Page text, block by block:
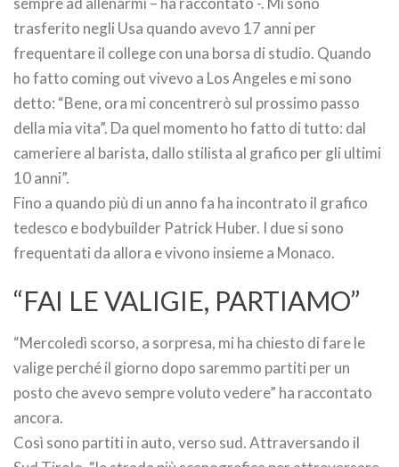
trasferito negli Usa quando avevo 17 anni per
frequentare il college con una borsa di studio. Quando
ho fatto coming out vivevo a Los Angeles e mi sono
detto: “Bene, ora mi concentrerò sul prossimo passo
della mia vita”. Da quel momento ho fatto di tutto: dal
cameriere al barista, dallo stilista al grafico per gli ultimi
10 anni”.
Fino a quando più di un anno fa ha incontrato il grafico
tedesco e bodybuilder Patrick Huber. I due si sono
frequentati da allora e vivono insieme a Monaco.
“FAI LE VALIGIE, PARTIAMO”
“Mercoledì scorso, a sorpresa, mi ha chiesto di fare le
valige perché il giorno dopo saremmo partiti per un
posto che avevo sempre voluto vedere” ha raccontato
ancora.
Così sono partiti in auto, verso sud. Attraversando il